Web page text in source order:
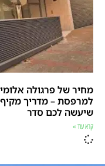
מחיר של פרגולה
למרפסת – מדריך מקיף
שיעשה לכם סדר
קרא עוד »